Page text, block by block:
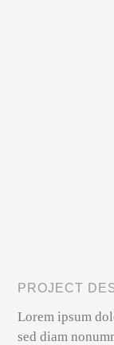
PROJECT
Lorem ipsum
sed diam